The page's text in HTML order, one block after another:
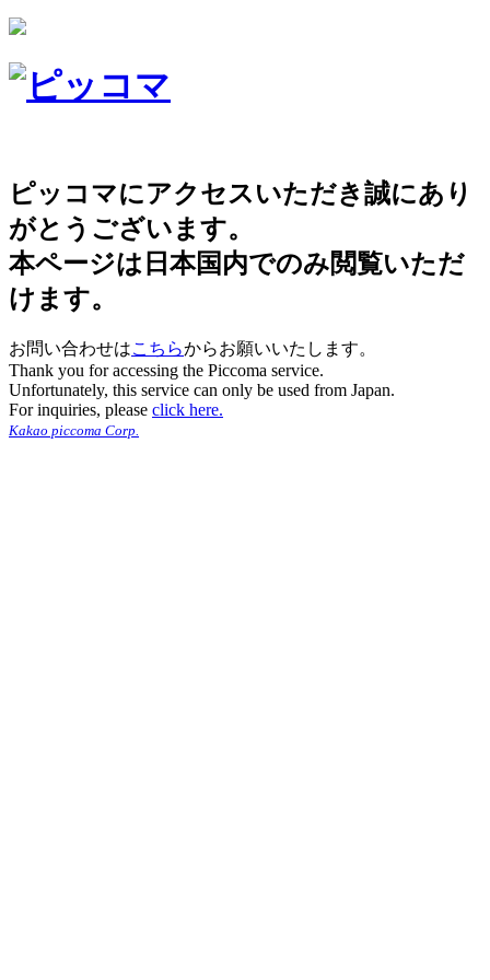
ピッコマにアクセスいただき誠にあり
がとうございます。
本ページは日本国内でのみ閲覧いただ
けます。
お問い合わせはこちらからお願いいたします。
Thank you for accessing the Piccoma service.
Unfortunately, this service can only be used from Japan.
For inquiries, please click here.
Kakao piccoma Corp.